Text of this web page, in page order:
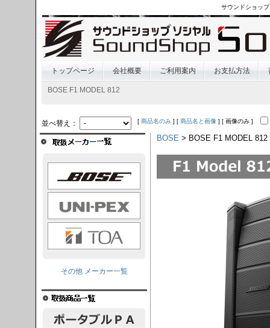
サウンドショッ
トップページ 会社概要 ご利用案内 お支払方法
BOSE F1 MODEL 812
並べ替え： [ 商品名のみ ] [ 商品名と画像 ] [ 画像のみ ]
BOSE > BOSE F1 MODEL 812
その他 メーカー一覧